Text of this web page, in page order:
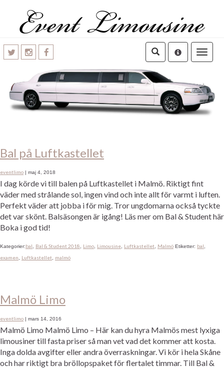
Toggle
Bal på Luftkastellet
eventlimo | maj 4, 2018
I dag körde vi till balen på Luftkastellet i Malmö. Riktigt fint
väder med strålande sol, ingen vind och inte allt för varmt i luften.
Perfekt väder att jobba i för mig. Tror ungdomarna också tyckte
det var skönt. Balsäsongen är igång! Läs mer om Bal & Student här
Boka i god tid!
Kategorier:bal Bal & Student 2018 Limo Limousine Luftkastellet Malmö Etiketter: bal
examen Luftkastellet malmö
Malmö Limo
eventlimo | mars 14, 2016
Malmö Limo Malmö Limo – Här kan du hyra Malmös mest lyxiga
limousiner till fasta priser så man vet vad det kommer att kosta.
Inga dolda avgifter eller andra överraskningar. Vi kör i hela Skåne
och har riktigt bra bröllopspaket för flertalet timmar. Till Bal &